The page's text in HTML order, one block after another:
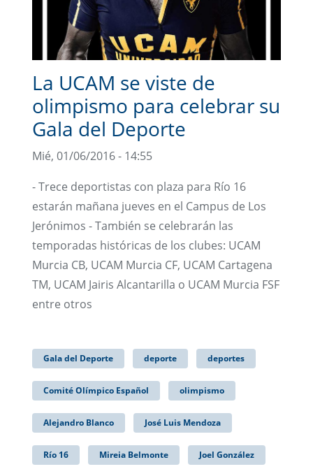
La UCAM se viste de
olimpismo para celebrar su
Gala del Deporte
Mié, 01/06/2016 - 14:55
- Trece deportistas con plaza para Río 16
estarán mañana jueves en el Campus de Los
Jerónimos - También se celebrarán las
temporadas históricas de los clubes: UCAM
Murcia CB, UCAM Murcia CF, UCAM Cartagena
TM, UCAM Jairis Alcantarilla o UCAM Murcia FSF
entre otros
Gala del Deporte deporte deportes
Comité Olímpico Español olimpismo
Alejandro Blanco José Luis Mendoza
Río 16 Mireia Belmonte Joel González